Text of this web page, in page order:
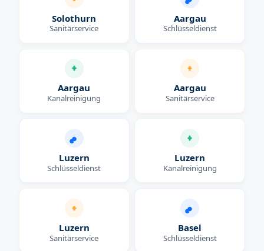
Solothurn
Sanitärservice
Aargau
Schlüsseldienst
Aargau
Kanalreinigung
Aargau
Sanitärservice
Luzern
Schlüsseldienst
Luzern
Kanalreinigung
Luzern
Sanitärservice
Basel
Schlüsseldienst